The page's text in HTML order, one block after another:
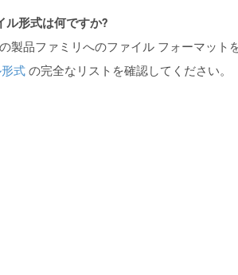
ル形式は何ですか?
品ファミリへのファイル フォーマット
式 の完全なリストを確認してください。